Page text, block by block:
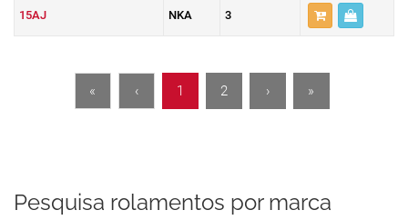
15AJ NKA 3
« ‹ 1 2 › »
Pesquisa rolamentos por marca